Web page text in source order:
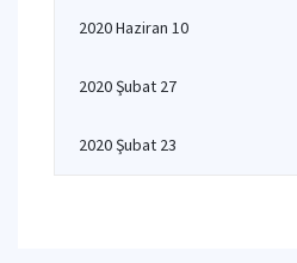
2020 Haziran 10
2020 Şubat 27
2020 Şubat 23